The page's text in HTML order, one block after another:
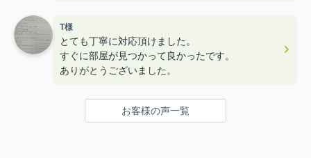
ユニークなスタッフさんも多くて楽しかったです！
T様
とても丁寧に対応頂けました。
すぐに部屋が見つかって良かったです。
ありがとうございました。
お客様の声一覧